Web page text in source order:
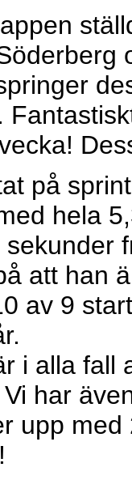
på
hela
att han
av 9
i alla fall
har
upp